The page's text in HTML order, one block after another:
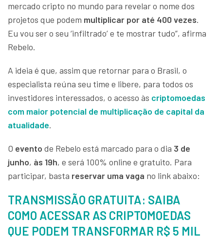
mercado cripto no mundo para revelar o nome dos
projetos que podem multiplicar por até 400 vezes.
Eu vou ser o seu ‘infiltrado’ e te mostrar tudo”, afirma
Rebelo.
A ideia é que, assim que retornar para o Brasil, o
especialista reúna seu time e libere, para todos os
investidores interessados, o acesso às criptomoedas
com maior potencial de multiplicação de capital da
atualidade.
O evento de Rebelo está marcado para o dia 3 de
junho, às 19h, e será 100% online e gratuito. Para
participar, basta reservar uma vaga no link abaixo:
TRANSMISSÃO GRATUITA: SAIBA
COMO ACESSAR AS CRIPTOMOEDAS
QUE PODEM TRANSFORMAR R$ 5 MIL